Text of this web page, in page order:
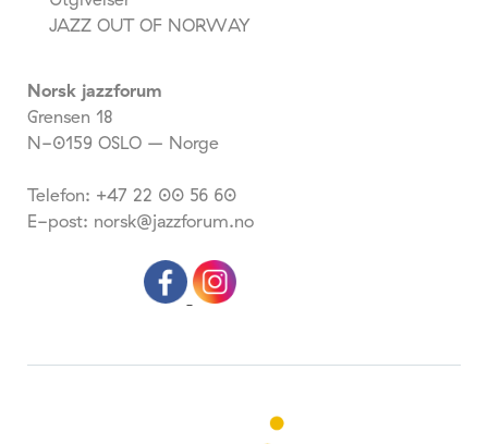
JAZZ OUT OF NORWAY
Norsk jazzforum
Grensen 18
N-0159 OSLO – Norge
Telefon: +47 22 00 56 60
E-post: norsk@jazzforum.no